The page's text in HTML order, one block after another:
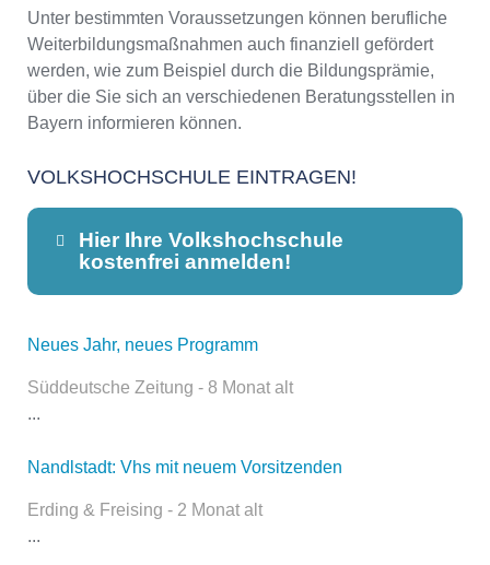
Unter bestimmten Voraussetzungen können berufliche
Weiterbildungsmaßnahmen auch finanziell gefördert
werden, wie zum Beispiel durch die Bildungsprämie,
über die Sie sich an verschiedenen Beratungsstellen in
Bayern informieren können.
VOLKSHOCHSCHULE EINTRAGEN!
Hier Ihre Volkshochschule
kostenfrei anmelden!
Dieser Teil dient lediglich zur
öffentlich sichtbar.
Neues Jahr, neues Programm
Süddeutsche Zeitung - 8 Monat alt
...
Nandlstadt: Vhs mit neuem Vorsitzenden
Erding & Freising - 2 Monat alt
...